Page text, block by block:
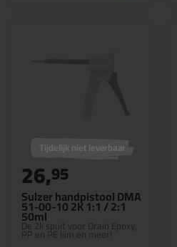
Sulzer handpistool DMA
51-00-10 2K 1:1 / 2:1
50ml
De 2k spuit voor Drain Epoxy,
PP en PE lijm en meer!
Tijdelijk niet leverbaar
26,95